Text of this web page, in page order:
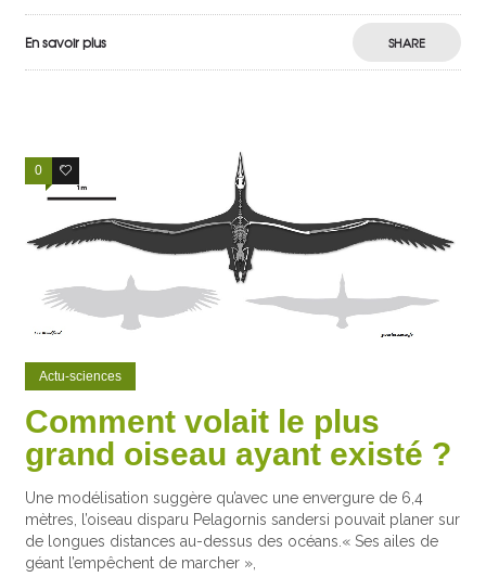
En savoir plus SHARE
0 0
Actu-sciences
Comment volait le plus
grand oiseau ayant existé ?
Une modélisation suggère qu’avec une envergure de 6,4
mètres, l’oiseau disparu Pelagornis sandersi pouvait planer sur
de longues distances au-dessus des océans.« Ses ailes de
géant l’empêchent de marcher »,